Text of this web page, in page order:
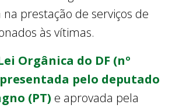
prestação de serviços de
às vítimas.
Orgânica do DF (nº
pelo deputado
(PT) e aprovada pela